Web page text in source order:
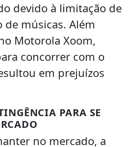
devido à limitação de
de músicas. Além
Motorola Xoom,
concorrer com o
em prejuízos
PARA SE
no mercado, a